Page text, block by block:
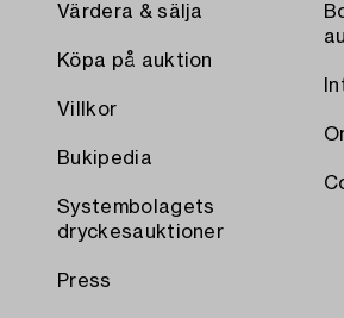
Värdera & sälja
Köpa på auktion
Villkor
Bukipedia
Systembolagets
dryckesauktioner
Press